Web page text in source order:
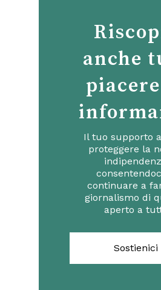
anche
Il tuo supporto
proteggere la
continuare a
giornalismo di
aperto a
Sostienici